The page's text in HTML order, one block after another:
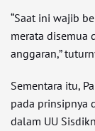
“Saat ini wajib
merata disemua
anggaran,”
Sementara itu,
pada prinsipnya
dalam UU